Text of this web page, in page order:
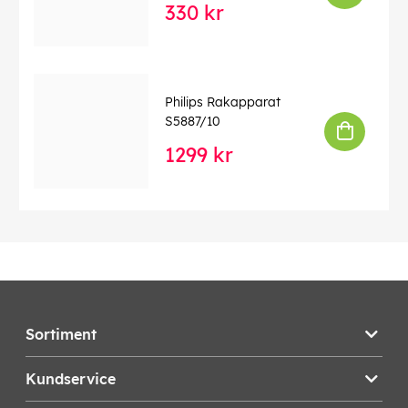
Förslut fyllningarna inuti genom att välja trekantiga
smörgåsplattor för rostning. Skivorna skär samtidigt
330 kr
Philips Rakapparat
S5887/10
1299 kr
Sortiment
Kundservice